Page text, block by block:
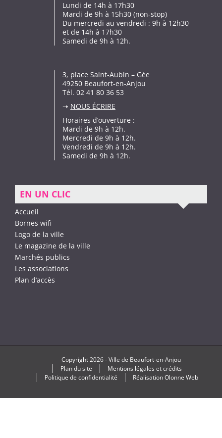
Lundi de 14h à 17h30
Mardi de 9h à 15h30 (non-stop)
Du mercredi au vendredi : 9h à 12h30
et de 14h à 17h30
Samedi de 9h à 12h.
3, place Saint-Aubin – Gée
49250 Beaufort-en-Anjou
Tél. 02 41 80 36 53
➝ NOUS ÉCRIRE
Horaires d’ouverture :
Mardi de 9h à 12h.
Mercredi de 9h à 12h.
Vendredi de 9h à 12h.
Samedi de 9h à 12h.
EN UN CLIC
Accueil
Bornes wifi
Logo de la ville
Le magazine de la ville
Marchés publics
Les associations
Plan d’accès
Copyright2026 -Ville de Beaufort-en-Anjou
Plan du site
Mentions légales et crédits
Politique de confidentialité
RéalisationOlonne Web